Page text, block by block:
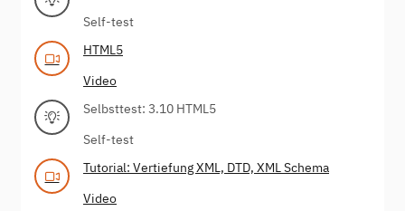
Self-test
HTML5
Video
Selbsttest: 3.10 HTML5
Self-test
Tutorial: Vertiefung XML, DTD, XML Schema
Video